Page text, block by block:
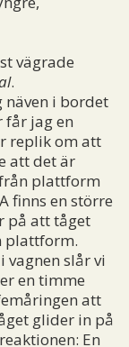
vägrade
.
i bordet
får jag en
replik om att
att det är
plattform
finns en större
på att tåget
plattform.
slår vi
en timme
att
glider in på
En